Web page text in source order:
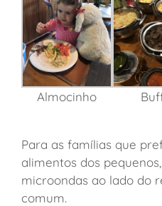
Almocinho
Para as famílias que
alimentos dos
microondas ao lado do
comum.